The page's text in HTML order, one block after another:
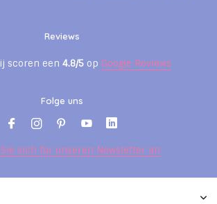
Reviews
scoren een 4.8/5 op Google Reviews
Folge uns
sich für unseren Newsletter an